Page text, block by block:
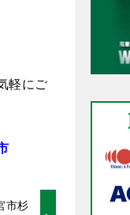
軽にご
市杉